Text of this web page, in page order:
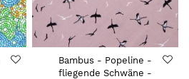
Bambus - Popeline -
fliegende Schwäne -